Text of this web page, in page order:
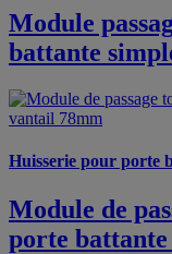
Module
battante
Huisserie pour porte
Module de
porte